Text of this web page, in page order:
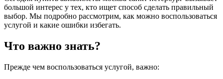
большой интерес у тех, кто ищет способ сделать правильный
выбор. Мы подробно рассмотрим, как можно воспользоваться
услугой и какие ошибки избегать.
Что важно знать?
Прежде чем воспользоваться услугой, важно: